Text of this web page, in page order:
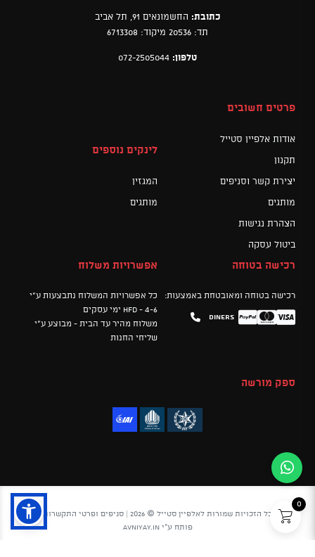
כתובת: החשמונאים 91, תל אביב
תד: 20536 מיקוד: 6713308
טלפון: 072-2505044
פרטים חשובים
אודות אלפיין סטייל
תקנון
יצירת קשר וסניפים
מותגים
הצהרת נגישות
ביטול עסקה
לינקים נוספים
המגזין
מותגים
רכישה בטוחה
רכישה בטוחה ומאובטחת באמצעות:
Visa
Mastercard
PayPal
Diners
אפשרויות משלוח
כל אפשרויות המשלוח נתבצעות ע"י
HFD - 4-6 ימי עסקים
משלוח מהיר עד הבית - מבוצע ע"י
שליחי החנות
ספק מורשה
כל הזכויות שמורות לאלפיין סטייל © 2026 |
סניפים ופרטי התקשרות
פותח ע"יavniyay.in
0